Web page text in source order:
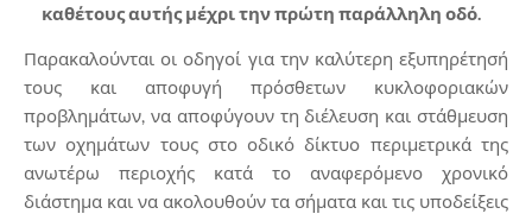
καθέτους αυτής μέχρι την πρώτη παράλληλη οδό.
Παρακαλούνται οι οδηγοί για την καλύτερη εξυπηρέτησή
τους και αποφυγή πρόσθετων κυκλοφοριακών
προβλημάτων, να αποφύγουν τη διέλευση και στάθμευση
των οχημάτων τους στο οδικό δίκτυο περιμετρικά της
ανωτέρω περιοχής κατά το αναφερόμενο χρονικό
διάστημα και να ακολουθούν τα σήματα και τις υποδείξεις